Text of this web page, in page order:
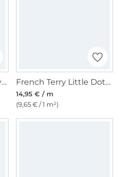
French Terry Fräulein von Julie Color Stripes, mint French Terry Little Dots, weinrot
14,95 € / m
(9,65 € / 1 m²)